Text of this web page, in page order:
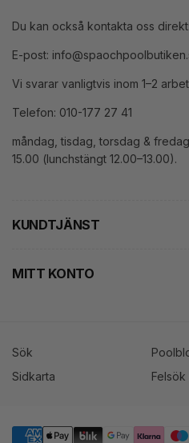
Du kan också kontakta oss direkt:
E-post:
Vi svarar vanligtvis inom 1–2
Telefon: 010-177 27 41
måndag, tisdag, torsdag &
15.00 (lunchstängt 12.00–13.00).
KUNDTJÄNST
MITT KONTO
Sök
Sidkarta